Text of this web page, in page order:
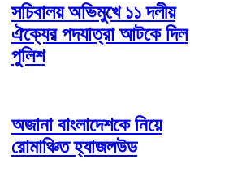
সচিবালয় অভিমুখে ১১ দলীয়
ঐক্যের পদযাত্রা আটকে দিল
পুলিশ
অজানা বাংলাদেশকে নিয়ে
রোমাঞ্চিত হ্যাজলউড